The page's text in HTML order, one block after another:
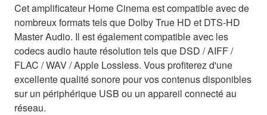
Cet amplificateur Home Cinema est compatible avec de
nombreux formats tels que Dolby True HD et DTS-HD
Master Audio. Il est également compatible avec les
codecs audio haute résolution tels que DSD / AIFF /
FLAC / WAV / Apple Lossless. Vous profiterez d'une
excellente qualité sonore pour vos contenus disponibles
sur un périphérique USB ou un appareil connecté au
réseau.